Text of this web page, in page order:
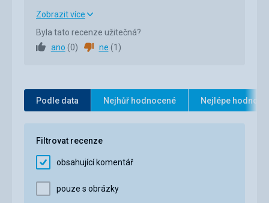
Ubytování
Služby 5,0/ 5
Zobrazit více
Byla tato recenze užitečná?
ano (0) ne (1 )
Podle data Nejhůř hodnocené Nejlépe
Filtrovat recenze
obsahující komentář
pouze s obrázky